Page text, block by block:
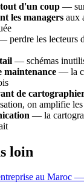
d'un coup —
les managers aux
perdre les lecteurs
— schémas
maintenance — la
de
on amplifie
— la
loin
au Maroc